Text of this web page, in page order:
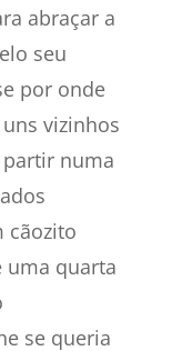
abraçar a
seu
por onde
vizinhos
numa
cãozito
uma quarta
se queria